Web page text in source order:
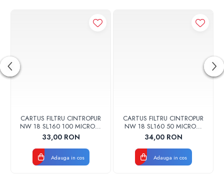
CARTUS FILTRU CINTROPUR
NW 18 SL160 100 MICRONI
MANSOANE FILTRARE SET
5BUC
33,00 RON
Adauga in cos
CARTUS FILTRU CINTROPUR
NW 18 SL160 50 MICRONI
MANSOANE FILTRARE SET
5BUC
34,00 RON
Adauga in cos